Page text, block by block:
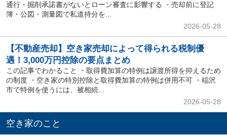
通行・掘削承諾書がないとローン審査に影響する ・売却前に登記
簿・公図・測量図で私道持分を...
2026-05-28
【不動産売却】空き家売却によって得られる税制優
遇！3,000万円控除の要点まとめ
この記事でわかること ・取得費加算の特例は譲渡所得を抑えるため
の制度 ・空き家の特別控除と取得費加算の特例は併用不可 ・稲沢
市で特例を使うには、被相続...
2026-05-28
空き家のこと